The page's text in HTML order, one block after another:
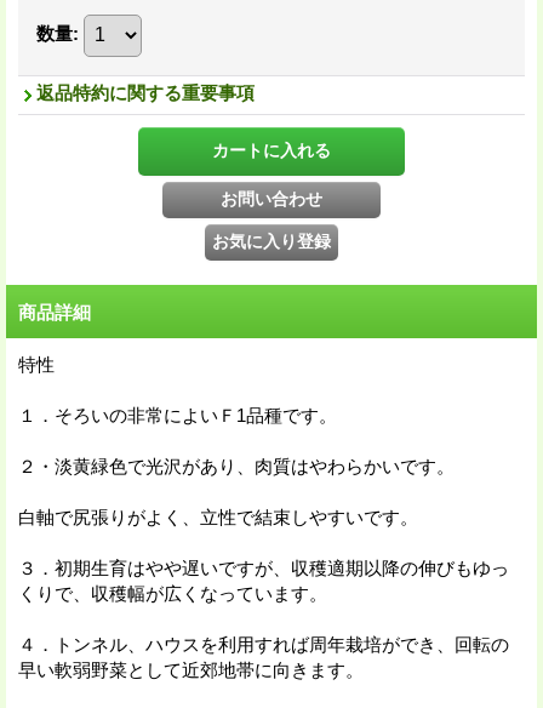
数量:
返品特約に関する重要事項
商品詳細
特性
１．そろいの非常によいＦ1品種です。
２・淡黄緑色で光沢があり、肉質はやわらかいです。
白軸で尻張りがよく、立性で結束しやすいです。
３．初期生育はやや遅いですが、収穫適期以降の伸びもゆっ
くりで、収穫幅が広くなっています。
４．トンネル、ハウスを利用すれば周年栽培ができ、回転の
早い軟弱野菜として近郊地帯に向きます。